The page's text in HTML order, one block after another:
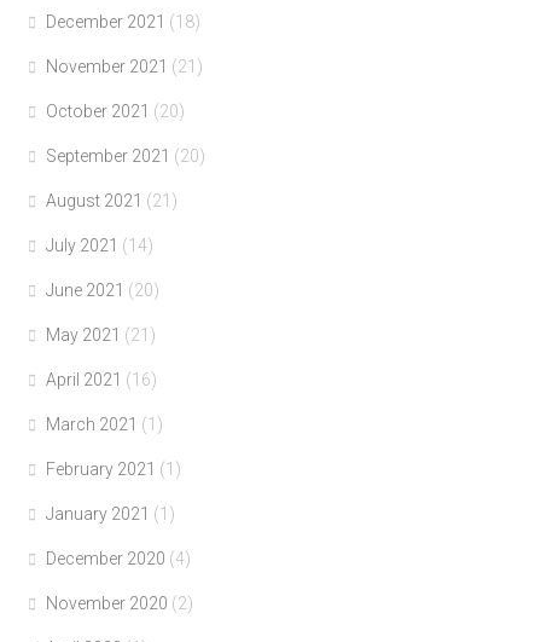
December 2021 (18)
November 2021 (21)
October 2021 (20)
September 2021 (20)
August 2021 (21)
July 2021 (14)
June 2021 (20)
May 2021 (21)
April 2021 (16)
March 2021 (1)
February 2021 (1)
January 2021 (1)
December 2020 (4)
November 2020 (2)